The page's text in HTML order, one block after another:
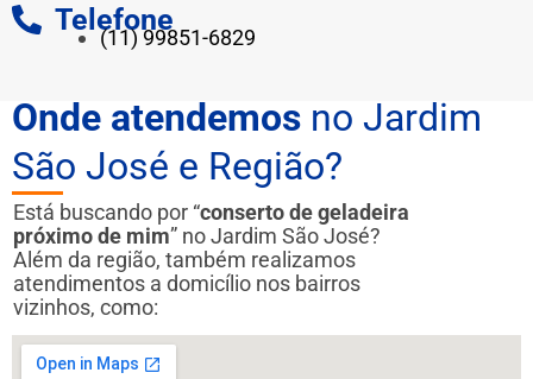
Telefone
(11) 99851-6829
Onde atendemos no Jardim
São José e Região?
Está buscando por “conserto de geladeira
próximo de mim” no Jardim São José?
Além da região, também realizamos
atendimentos a domicílio nos bairros
vizinhos, como: